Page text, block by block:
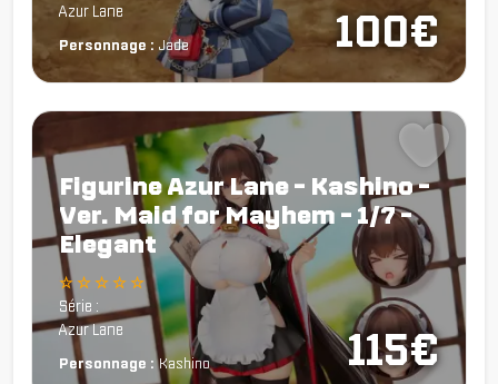
100€
Azur Lane
Personnage : Jade
115€
Figurine Azur Lane - Kashino -
Ver. Maid for Mayhem - 1/7 -
Elegant
☆ ☆ ☆ ☆ ☆
Série :
Azur Lane
Personnage : Kashino